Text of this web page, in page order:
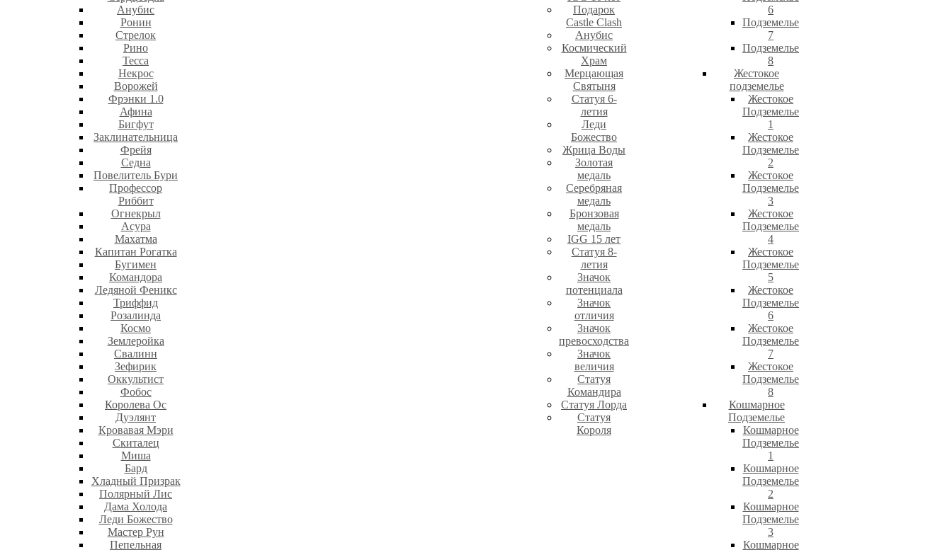
Анубис
Ронин
Стрелок
Рино
Тесса
Некрос
Ворожей
Фрэнки 1.0
Афина
Бигфут
Заклинательница
Фрейя
Седна
Повелитель Бури
Профеcсор
Риббит
Огнекрыл
Асура
Махатма
Капитан Рогатка
Бугимен
Командора
Ледяной Феникс
Триффид
Розалинда
Космо
Землеройка
Свалинн
Зефирик
Оккультист
Фобос
Королева Ос
Дуэлянт
Кровавая Мэри
Скиталец
Миша
Бард
Хладный Призрак
Полярный Лис
Дама Холода
Леди Божество
Мастер Рун
Пепельная
Подарок
Castle Clash
Анубис
Космический
Храм
Мерцающая
Святыня
Статуя 6-
летия
Леди
Божество
Жрица Воды
Золотая
медаль
Серебряная
медаль
Бронзовая
медаль
IGG 15 лет
Статуя 8-
летия
Значок
потенциала
Значок
отличия
Значок
превосходства
Значок
величия
Статуя
Командира
Статуя Лорда
Статуя
Короля
6
Подземелье
7
Подземелье
8
Жестокое
подземелье
Жестокое
Подземелье
1
Жестокое
Подземелье
2
Жестокое
Подземелье
3
Жестокое
Подземелье
4
Жестокое
Подземелье
5
Жестокое
Подземелье
6
Жестокое
Подземелье
7
Жестокое
Подземелье
8
Кошмарное
Подземелье
Кошмарное
Подземелье
1
Кошмарное
Подземелье
2
Кошмарное
Подземелье
3
Кошмарное